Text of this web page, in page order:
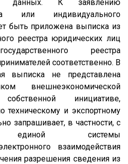
данных. К заявлению
или индивидуального
быть приложена выписка из
реестра юридических лиц
реестра
соответственно. В
выписка не представлена
внешнеэкономической
инициативе,
техническому и экспортному
запрашивает, в частности, с
единой системы
взаимодействия
разрешения сведения из